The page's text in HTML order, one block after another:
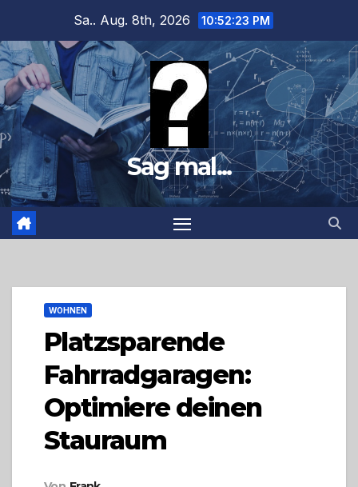
springen
Sa.. Aug. 8th, 2026 10:52:25 PM
Sag mal...
WOHNEN
Platzsparende
Fahrradgaragen:
Optimiere deinen
Stauraum